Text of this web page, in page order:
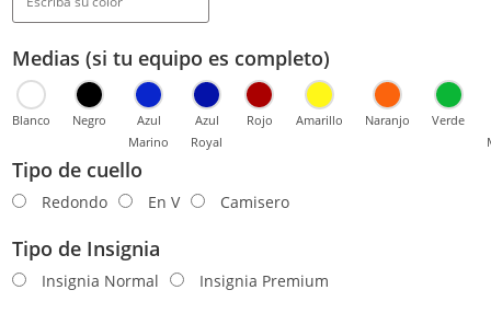
Medias (si tu equipo es completo)
Blanco Negro
Azul
Marino
Azul
Royal
Rojo Amarillo Naranjo
Verde
Tipo de cuello
Redondo En V Camisero
Tipo de Insignia
Insignia Normal Insignia Premium